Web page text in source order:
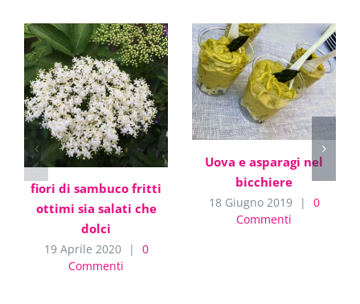
fiori di sambuco fritti
ottimi sia salati che
dolci
19 Aprile 2020 |
0
Commenti
Uova e asparagi nel
bicchiere
18 Giugno 2019 |
0
Commenti